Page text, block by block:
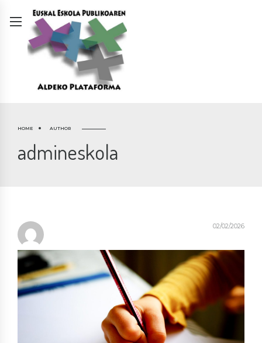
HOME AUTHOR
admineskola
02/02/2026